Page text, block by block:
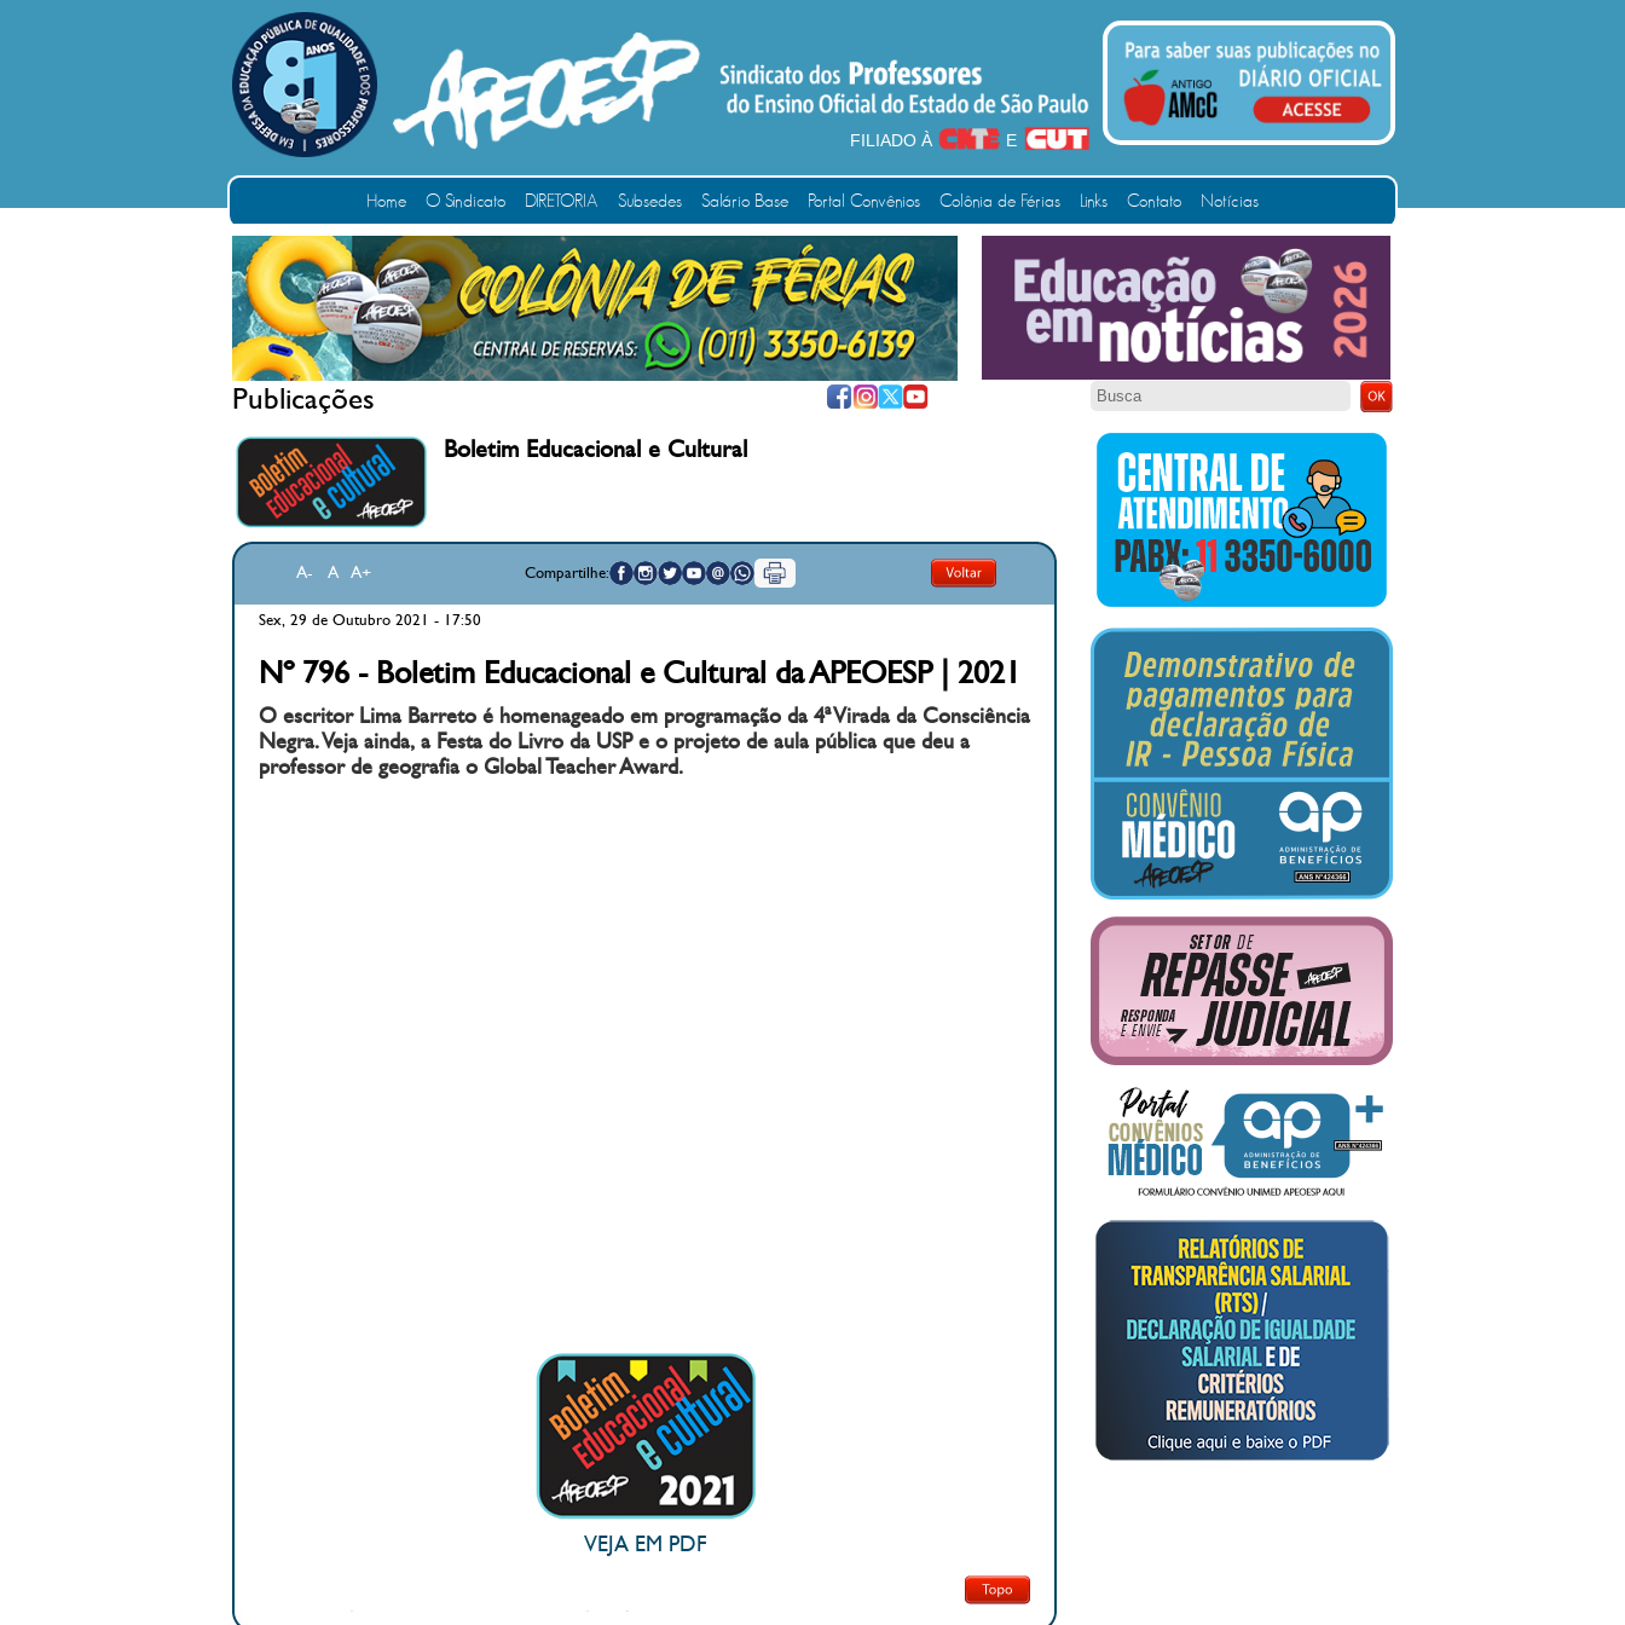
FILIADO À E
Home O Sindicato DIRETORIA Subsedes Salário Base Portal Convênios Colônia de Férias Links Contato Notícias
Publicações
Boletim Educacional e Cultural
A- A A+ Compartilhe:
Sex, 29 de Outubro 2021 - 17:50
Nº 796 - Boletim Educacional e Cultural da APEOESP | 2021
O escritor Lima Barreto é homenageado em programação da 4ª Virada da Consciência
Negra. Veja ainda, a Festa do Livro da USP e o projeto de aula pública que deu a
professor de geografia o Global Teacher Award.
VEJA EM PDF